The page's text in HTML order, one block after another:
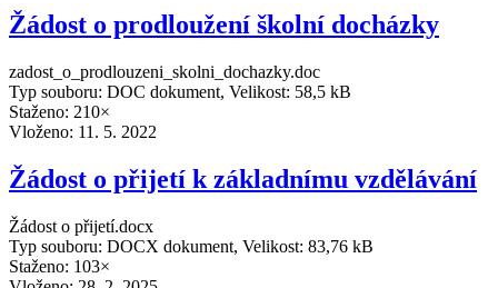
Žádost o prodloužení školní docházky
zadost_o_prodlouzeni_skolni_dochazky.doc
Typ souboru: DOC dokument, Velikost: 58,5 kB
Staženo: 210×
Vloženo: 11. 5. 2022
Žádost o přijetí k základnímu vzdělávání
Žádost o přijetí.docx
Typ souboru: DOCX dokument, Velikost: 83,76 kB
Staženo: 103×